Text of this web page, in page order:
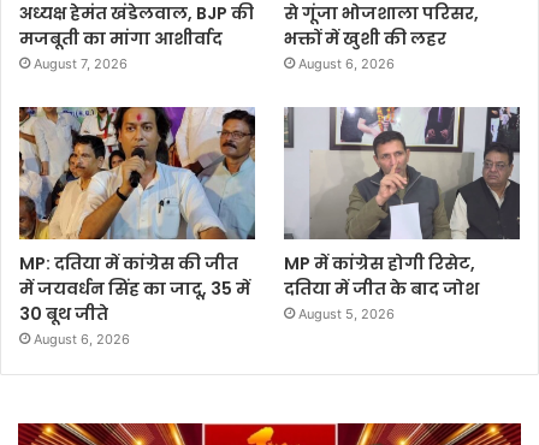
अध्यक्ष हेमंत खंडेलवाल, BJP की
मजबूती का मांगा आशीर्वाद
August 7, 2026
से गूंजा भोजशाला परिसर,
भक्तों में खुशी की लहर
August 6, 2026
MP: दतिया में कांग्रेस की जीत
में जयवर्धन सिंह का जादू, 35 में
30 बूथ जीते
August 6, 2026
MP में कांग्रेस होगी रिसेट,
दतिया में जीत के बाद जोश
August 5, 2026